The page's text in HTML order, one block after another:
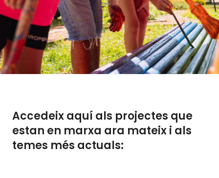
Accedeix aquí als projectes que
estan en marxa ara mateix i als
temes més actuals: